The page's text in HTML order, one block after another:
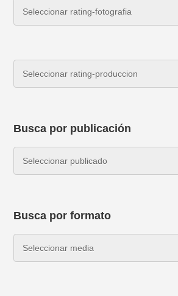
Busca por publicación
Busca por formato